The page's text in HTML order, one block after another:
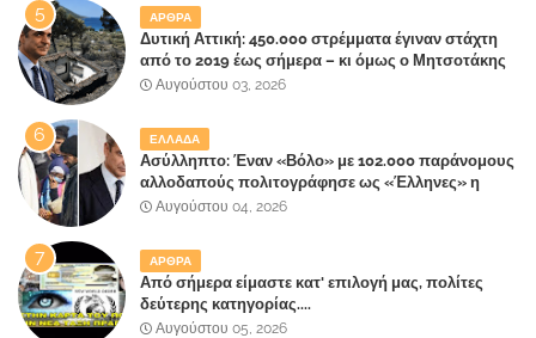
ΑΡΘΡΑ
Δυτική Αττική: 450.000 στρέμματα έγιναν στάχτη
από το 2019 έως σήμερα – κι όμως ο Μητσοτάκης
έλαβε 40% και 45% στις εκλογές του 2023,ενώ 50%
Αυγούστου 03, 2026
ΕΛΛΑΔΑ
Ασύλληπτο: Έναν «Βόλο» με 102.000 παράνομους
αλλοδαπούς πολιτογράφησε ως «Έλληνες» η
κυβέρνηση!
Αυγούστου 04, 2026
ΑΡΘΡΑ
Από σήμερα είμαστε κατ' επιλογή μας, πολίτες
δεύτερης κατηγορίας....
Αυγούστου 05, 2026